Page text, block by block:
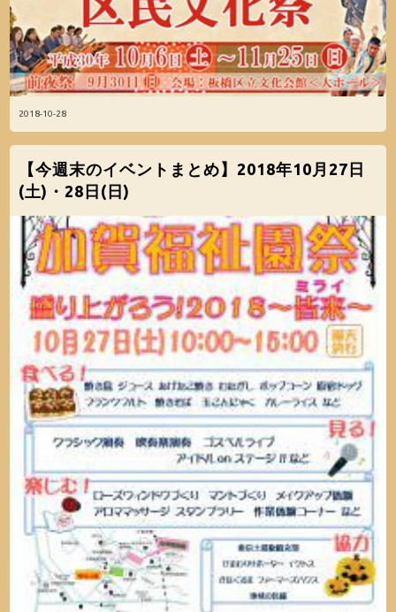
2018-10-28
【今週末のイベントまとめ】2018年10月27日
(土)・28日(日)